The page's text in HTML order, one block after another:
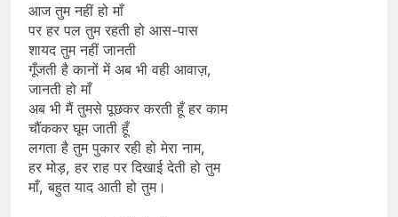
आज तुम नहीं हो माँ
पर हर पल तुम रहती हो आस-पास
शायद तुम नहीं जानती
गूँजती है कानों में अब भी वही आवाज़,
जानती हो माँ
अब भी मैं तुमसे पूछकर करती हूँ हर काम
चौंककर घूम जाती हूँ
लगता है तुम पुकार रही हो मेरा नाम,
हर मोड़, हर राह पर दिखाई देती हो तुम
माँ, बहुत याद आती हो तुम।